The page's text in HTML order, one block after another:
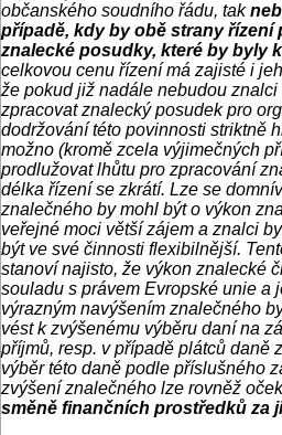
občanského soudního řádu, tak
případě, kdy by obě strany řízení
znalecké posudky, které by byly
celkovou cenu řízení má zajisté i
že pokud již nadále nebudou
zpracovat znalecký posudek pro
dodržování této povinnosti striktně
možno (kromě zcela výjimečných
prodlužovat lhůtu pro zpracování
délka řízení se zkrátí. Lze se
znalečného by mohl být o výkon
veřejné moci větší zájem a znalci
být ve své činnosti flexibilnější.
stanoví najisto, že výkon znalecké
souladu s právem Evropské unie a
výrazným navýšením znalečného
vést k zvýšenému výběru daní na
příjmů, resp. v případě plátců daně
výběr této daně podle příslušného
zvýšení znalečného lze rovněž
směně finančních prostředků za